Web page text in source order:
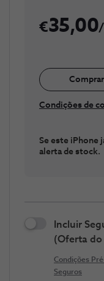
35,00
Condições de
Se este iPhone
alerta de stock.
Incluir
(Oferta do
Condições
Seguros